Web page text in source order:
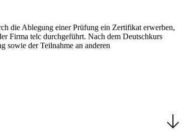
die Ablegung einer Prüfung ein Zertifikat erwerben,
Firma telc durchgeführt. Nach dem Deutschkurs
sowie der Teilnahme an anderen